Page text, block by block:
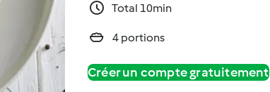
Total 10min
4 portions
Créer un compte gratuitement